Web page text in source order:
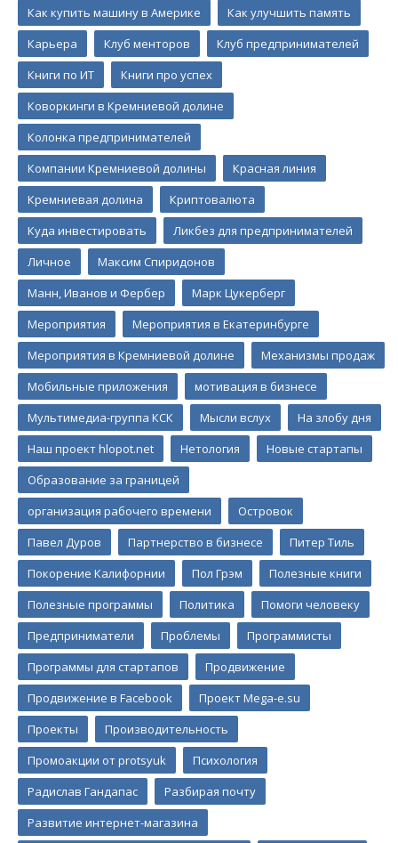
Как купить машину в Америке
Как улучшить память
Карьера
Клуб менторов
Клуб предпринимателей
Книги по ИТ
Книги про успех
Коворкинги в Кремниевой долине
Колонка предпринимателей
Компании Кремниевой долины
Красная линия
Кремниевая долина
Криптовалюта
Куда инвестировать
Ликбез для предпринимателей
Личное
Максим Спиридонов
Манн, Иванов и Фербер
Марк Цукерберг
Мероприятия
Мероприятия в Екатеринбурге
Мероприятия в Кремниевой долине
Механизмы продаж
Мобильные приложения
мотивация в бизнесе
Мультимедиа-группа КСК
Мысли вслух
На злобу дня
Наш проект hlopot.net
Нетология
Новые стартапы
Образование за границей
организация рабочего времени
Островок
Павел Дуров
Партнерство в бизнесе
Питер Тиль
Покорение Калифорнии
Пол Грэм
Полезные книги
Полезные программы
Политика
Помоги человеку
Предприниматели
Проблемы
Программисты
Программы для стартапов
Продвижение
Продвижение в Facebook
Проект Mega-e.su
Проекты
Производительность
Промоакции от protsyuk
Психология
Радислав Гандапас
Разбирая почту
Развитие интернет-магазина